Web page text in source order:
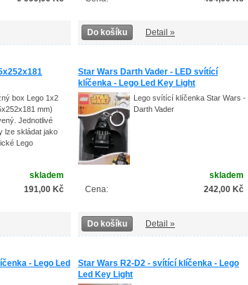
Do košíku Detail »
box Lego 1x2
mm)
Jednotlivé
lze skládat jako
Lego
skladem
191,00 Kč
Star Wars Darth Vader - LED svítící
klíčenka - Lego Led Key Light
Lego svítící klíčenka Star Wars -
Darth Vader
skladem
242,00 Kč
Cena:
Do košíku Detail »
- Lego Led
Star Wars R2-D2 - svítící klíčenka - Lego
Led Key Light